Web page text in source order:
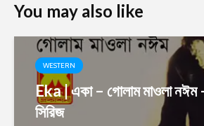
You may also like
WESTERN
Eka | একা – গোলাম মাওলা নঈম –
সিরিজ